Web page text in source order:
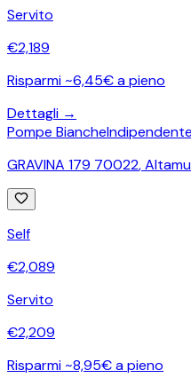
Servito
€2,189
Risparmi ~6,45€ a pieno
Dettagli →
Pompe BiancheIndipendente
GRAVINA 179 70022,
Self
€2,089
Servito
€2,209
Risparmi ~8,95€ a pieno